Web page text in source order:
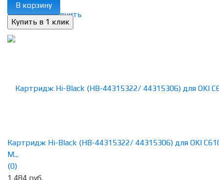
избранное сравнить
В корзину
Картридж Hi-Black (HB-44315322/ 44315306) для OKI
M...
(0)
1 484 руб.